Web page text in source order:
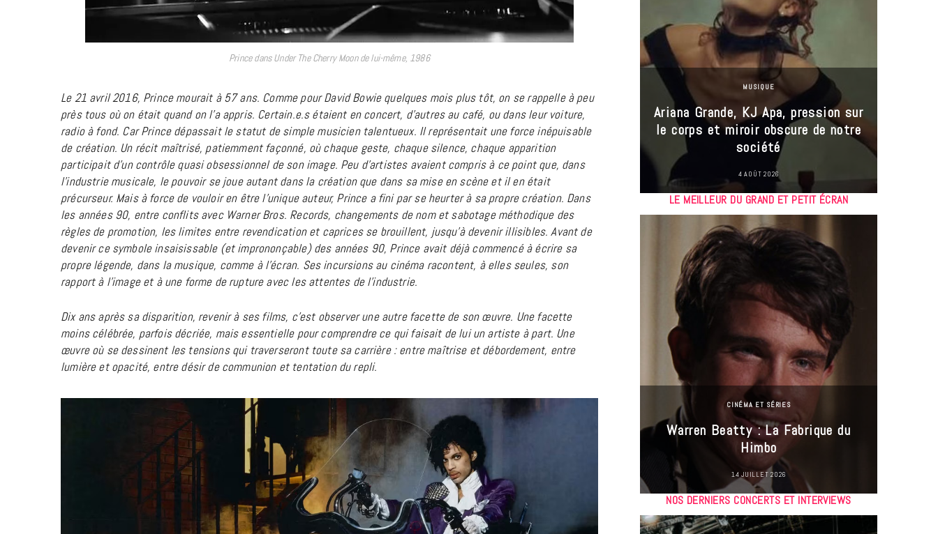
Prince dans Under The Cherry Moon de lui-même, 1986
Le 21 avril 2016, Princemourait à 57 ans. Comme pourDavid Bowiequelques mois plus tôt, on se rappelle à peu
près tous où on était quand on l’a appris. Certain.e.s étaient en concert, d’autres au café, ou dans leur voiture,
radio à fond. Car Prince dépassait le statut de simple musicien talentueux. Il représentait une force inépuisable
de création. Un récit maîtrisé, patiemment façonné, où chaque geste, chaque silence, chaque apparition
participait d’un contrôle quasi obsessionnel de son image. Peu d’artistes avaient compris à ce point que, dans
l’industrie musicale, le pouvoir se joue autant dans la création que dans sa mise en scène et il en était
précurseur. Mais à force de vouloir en être l’unique auteur, Prince a fini par se heurter à sa propre création. Dans
les années 90, entre conflits avec Warner Bros. Records, changements de nom et sabotage méthodique des
règles de promotion, les limites entre revendication et caprices se brouillent, jusqu’à devenir illisibles. Avant de
devenir ce symbole insaisissable (et imprononçable) des années 90, Princeavait déjà commencé à écrire sa
propre légende, dans la musique, comme à l’écran. Ses incursions au cinéma racontent, à elles seules, son
rapport à l’image et à une forme de rupture avec les attentes de l’industrie.
Dix ans après sa disparition, revenir à ses films, c’est observer une autre facette de son œuvre. Une facette
moins célébrée, parfois décriée, mais essentielle pour comprendre ce qui faisait de lui un artiste à part. Une
œuvre où se dessinent les tensions qui traverseront toute sa carrière : entre maîtrise et débordement, entre
lumière et opacité, entre désir de communion et tentation du repli.
MUSIQUE
Cage The Elephant, l’ivoire du rock
dévoile « Beaches In Tennessee »
18 JUILLET 2026
MUSIQUE
Ariana Grande, KJ Apa, pression sur
le corps et miroir obscure de notre
société
4 AOÛT 2026
LE MEILLEUR DU GRAND ET PETIT ÉCRAN
Disclosure Day : le retour en grâce
de Steven Spielberg
CINÉMA ET SÉRIES
Warren Beatty : La Fabrique du
Himbo
14 JUILLET 2026
NOS DERNIERS CONCERTS ET INTERVIEWS